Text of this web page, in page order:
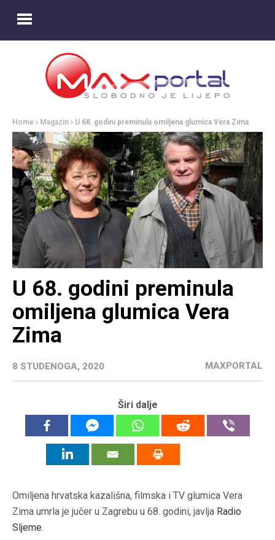
Home Magazin U 68. godini preminula omiljena glumica Vera Zima
U 68. godini preminula
omiljena glumica Vera
Zima
8 STUDENOGA, 2020 MAXPORTAL
Širi dalje
Omiljena hrvatska kazališna, filmska i TV glumica Vera
Zima umrla je jučer u Zagrebu u 68. godini, javlja Radio
Sljeme.